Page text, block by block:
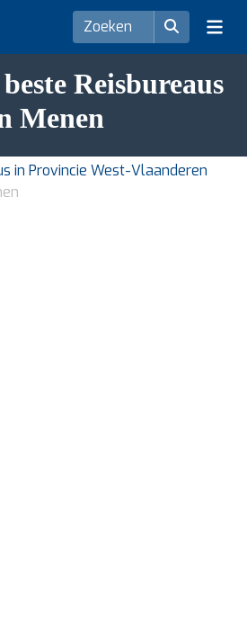
Reisbureaus
Menen
in Provincie West-Vlaanderen